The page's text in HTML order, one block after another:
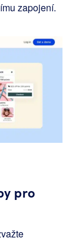
zapojení.
pro